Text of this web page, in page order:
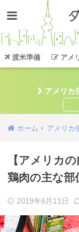
渡米準備 アメ
アメリカ
ホーム アメリカ
【アメリカ
鶏肉の主な部
2019年6月11日